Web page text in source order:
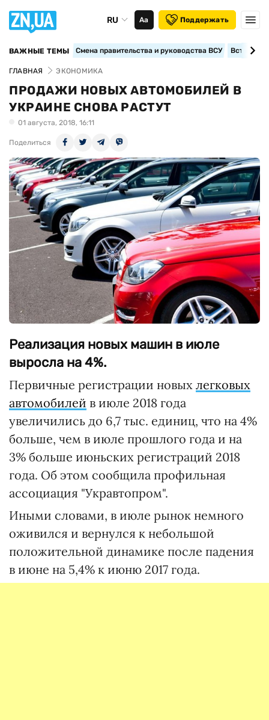
RU Аа Поддержать
ВАЖНЫЕ ТЕМЫ Смена правительства и руководства ВСУ
ГЛАВНАЯ ЭКОНОМИКА
ПРОДАЖИ НОВЫХ АВТОМОБИЛЕЙ В
УКРАИНЕ СНОВА РАСТУТ
01 августа, 2018, 16:11
Поделиться
Реализация новых машин в июле
выросла на 4%.
Первичные регистрации новых легковых
автомобилей в июле 2018 года
увеличились до 6,7 тыс. единиц, что на 4%
больше, чем в июле прошлого года и на
3% больше июньских регистраций 2018
года. Об этом сообщила профильная
ассоциация "Укравтопром".
Иными словами, в июле рынок немного
оживился и вернулся к небольшой
положительной динамике после падения
в июне на 5,4% к июню 2017 года.